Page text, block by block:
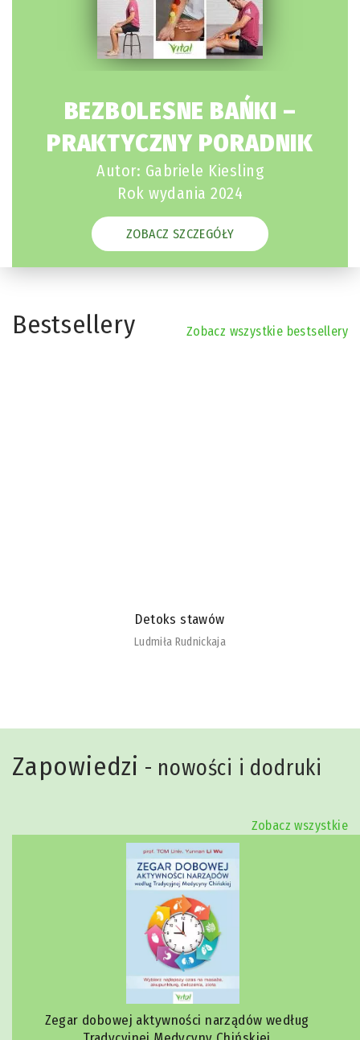
BEZBOLESNE BAŃKI –
PRAKTYCZNY PORADNIK
Autor: Gabriele Kiesling
Rok wydania 2024
ZOBACZ SZCZEGÓŁY
Bestsellery Zobacz wszystkie bestsellery
Detoks stawów
Ludmiła Rudnickaja
Zapowiedzi - nowości i dodruki
Zobacz wszystkie
Zegar dobowej aktywności narządów według